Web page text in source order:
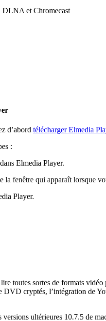
DLNA et Chromecast
d’abord télécharger Elmedia
:
Elmedia Player.
fenêtre qui apparaît lorsque
Player.
toutes sortes de formats
cryptés, l’intégration de
ultérieures 10.7.5 de